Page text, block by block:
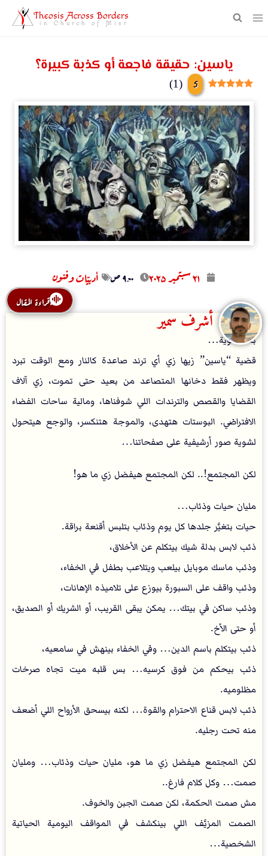
Theosis Across Borders
in Church of Misr
ياسين: حقيقة فاجعة أو كذبة كبيرة؟
5
(
1
)
۲۱ سبتمبر ۲۰۲۵ ۹:۰۰ ص أدبيّات وفنون
قراءة المقال
أشرف سمير
بعد شوية…
قضية “ياسين” زيها زي أي ترند صاعدة كالنار ومع الوقت تبرد
ويظهر فقط دخانها المتصاعد من بعيد حتى تموت، زي آلاف
القضايا والقصص والترندات اللي شوفناها، ومالية ساحات الفضاء
الافتراضي. البوستات هتهدى، والموجة هتنكسر، والوجع هيتحول
لشوية صور أرشيفية على صفحاتنا…
لكن المجتمع!.. لكن المجتمع هيفضل زي ما هو!
مليان حيات وذئاب…
حيات بتغيَّر جلدها كل يوم وذئاب بتلبس أقنعة براقة.
ذئب لابس بدلة شيك بيتكلم عن الأخلاق،
وذئب ماسك موبايل بيلعب ويتلاعب بطفل في الخفاء،
وذئب واقف على السبورة بيوزع على تلاميذه الإهانات،
وذئب ساكن في بيتك… يمكن يبقى القريب، أو الشريك أو الصديق،
أو حتى الأخ.
ذئب بيتكلم باسم الدين… وفي الخفاء بينهش في سامعيه،
ذئب بيحكم من فوق كرسيه… بس قلبه ميت تجاه صرخات
مظلوميه.
ذئب لابس قناع الاحترام والقوة… لكنه بيسحق الأرواح اللي أضعف
منه تحت رجليه.
لكن المجتمع هيفضل زي ما هو، مليان حيات وذئاب… ومليان
صمت… وكل كلام فارغ..
مش صمت الحكمة، لكن صمت الجبن والخوف.
الصمت المزيَّف اللي بينكشف في المواقف اليومية الحياتية
الشخصية…